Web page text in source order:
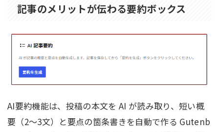
記事のメリットが伝わる要約ボックス
AI要約機能は、投稿の本文を AI が読み取り、短い概
要（2〜3文）と要点の箇条書きを自動で作る Gutenb